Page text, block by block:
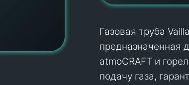
Газовая труба
предназначенная
atmoCRAFT и
подачу газа,